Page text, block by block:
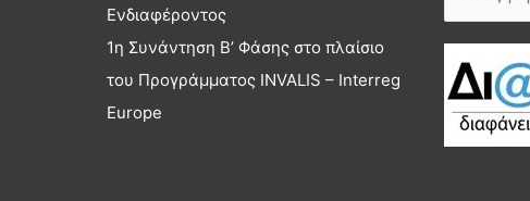
Ενδιαφέροντος
1η Συνάντηση Β’ Φάσης στο πλαίσιο
του Προγράμματος INVALIS – Interreg
Europe